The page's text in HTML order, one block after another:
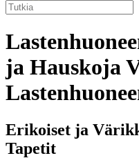
ja Hauskoja
Erikoiset ja
Tapetit